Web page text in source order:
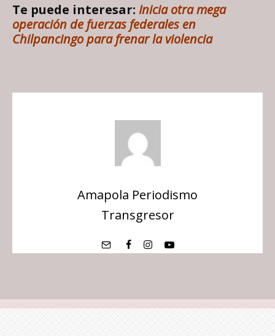
Te puede interesar: Inicia otra mega
operación de fuerzas federales en
Chilpancingo para frenar la violencia
Amapola Periodismo
Transgresor